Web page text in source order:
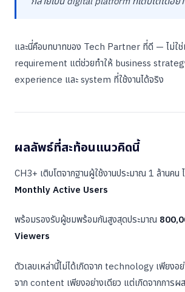
และนี่คือบทบาทของ Tech Partner ที่ดี — ไม่
requirement แต่ช่วยทำให้ business
experience และ system ที่ใช้งานได้จริง
ผลลัพธ์ที่สะท้อนแนวคิดนี้
CH3+ เติบโตจากฐานผู้ใช้งานประมาณ 1 ล้านคน
Monthly Active Users
พร้อมรองรับผู้ชมพร้อมกันสูงสุดประมาณ
Viewers
ตัวเลขเหล่านี้ไม่ได้เกิดจาก technology เพียงอย่
จาก content เพียงอย่างเดียว แต่เกิดจากการ